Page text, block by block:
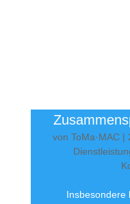
vonToMa·MAC |
Insbesondere